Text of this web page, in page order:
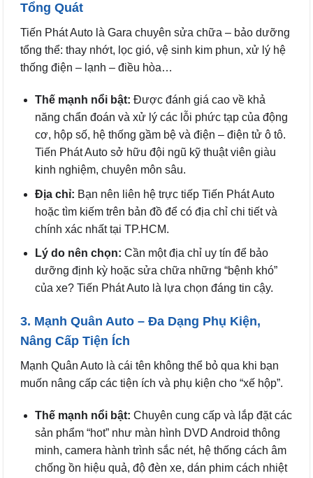
Tổng Quát
Tiến Phát Auto là Gara chuyên sửa chữa – bảo dưỡng
tổng thể: thay nhớt, lọc gió, vệ sinh kim phun, xử lý hệ
thống điện – lạnh – điều hòa…
Thế mạnh nổi bật: Được đánh giá cao về khả
năng chẩn đoán và xử lý các lỗi phức tạp của động
cơ, hộp số, hệ thống gầm bệ và điện – điện tử ô tô.
Tiến Phát Auto sở hữu đội ngũ kỹ thuật viên giàu
kinh nghiệm, chuyên môn sâu.
Địa chỉ: Bạn nên liên hệ trực tiếp Tiến Phát Auto
hoặc tìm kiếm trên bản đồ để có địa chỉ chi tiết và
chính xác nhất tại TP.HCM.
Lý do nên chọn: Cần một địa chỉ uy tín để bảo
dưỡng định kỳ hoặc sửa chữa những “bệnh khó”
của xe? Tiến Phát Auto là lựa chọn đáng tin cậy.
3. Mạnh Quân Auto – Đa Dạng Phụ Kiện,
Nâng Cấp Tiện Ích
Mạnh Quân Auto là cái tên không thể bỏ qua khi bạn
muốn nâng cấp các tiện ích và phụ kiện cho “xế hộp”.
Thế mạnh nổi bật: Chuyên cung cấp và lắp đặt các
sản phẩm “hot” như màn hình DVD Android thông
minh, camera hành trình sắc nét, hệ thống cách âm
chống ồn hiệu quả, độ đèn xe, dán phim cách nhiệt